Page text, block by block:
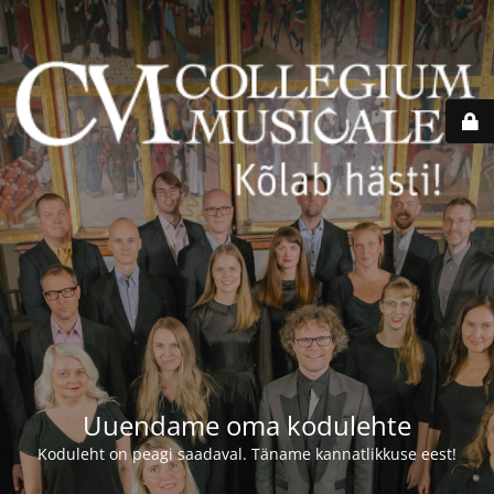
Uuendame oma kodulehte
Koduleht on peagi saadaval. Täname kannatlikkuse eest!